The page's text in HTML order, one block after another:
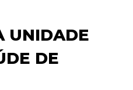
UNIDADE
DE